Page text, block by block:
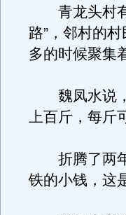
青龙头村有
路”，邻村的
多的时候聚集
魏凤水说，
上百斤，每斤
折腾了两年
铁的小钱，这